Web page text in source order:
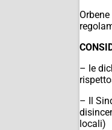
– le
– Il
locali)